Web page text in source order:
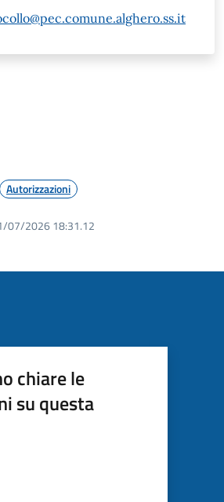
Autorizzazioni
07/2026 18:31.12
chiare le
su questa